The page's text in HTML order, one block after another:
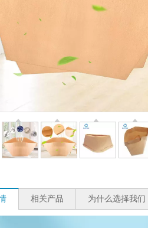
相关产品 为什么选择我们